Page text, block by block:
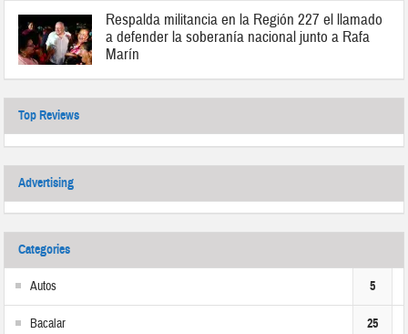
Respalda militancia en la Región 227 el llamado
a defender la soberanía nacional junto a Rafa
Marín
Top Reviews
Advertising
Categories
Autos 5
Bacalar 25